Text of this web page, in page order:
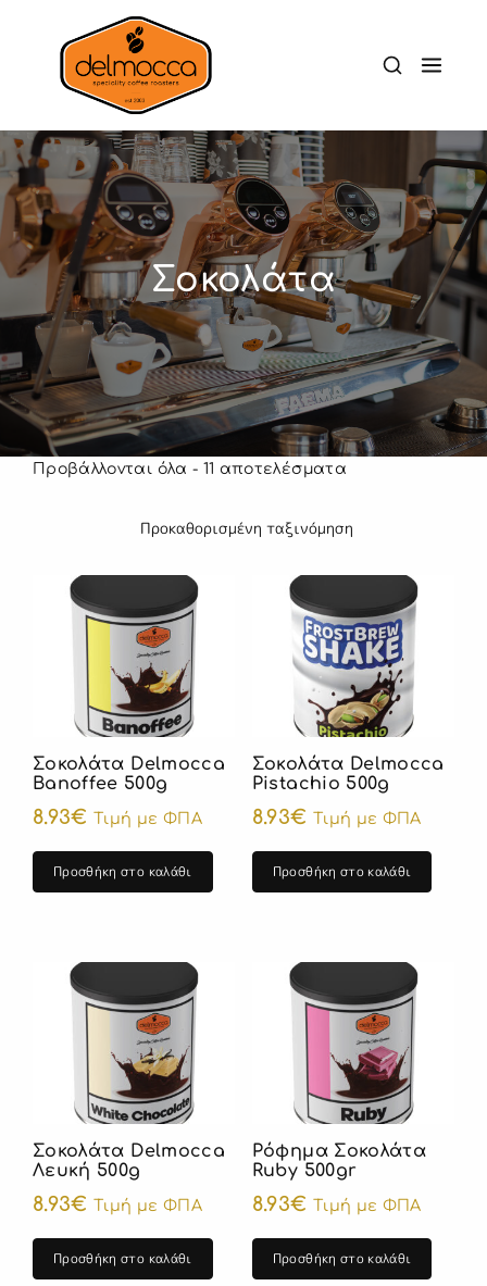
Σοκολάτα
Προβάλλονται όλα - 11 αποτελέσματα
Σοκολάτα Delmocca
Banoffee 500g
8.93€ Τιμή με ΦΠΑ
Προσθήκη στο καλάθι
Σοκολάτα Delmocca
Pistachio 500g
8.93€ Τιμή με ΦΠΑ
Προσθήκη στο καλάθι
Σοκολάτα Delmocca
Λευκή 500g
8.93€ Τιμή με ΦΠΑ
Προσθήκη στο καλάθι
Ρόφημα Σοκολάτα
Ruby 500gr
8.93€ Τιμή με ΦΠΑ
Προσθήκη στο καλάθι